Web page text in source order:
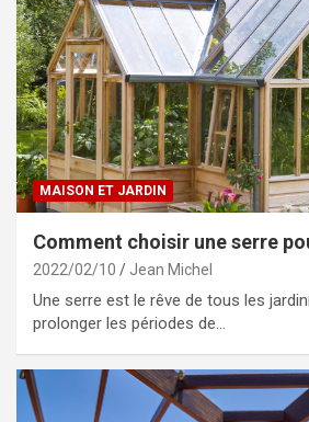
MAISON ET JARDIN
Comment choisir une serre
2022/02/10 Jean Michel
Une serre est le rêve de tous les
prolonger les périodes de…